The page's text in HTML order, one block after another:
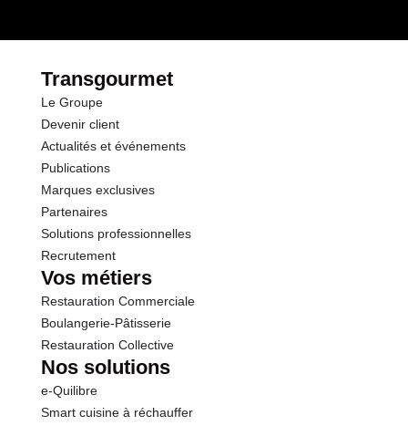
dont Sucres
Fibres
Protéines
Sel
Transgourmet
Le Groupe
Devenir client
Actualités et événements
Publications
Marques exclusives
Partenaires
Solutions professionnelles
Recrutement
Vos métiers
Restauration Commerciale
Boulangerie-Pâtisserie
Restauration Collective
Nos solutions
e-Quilibre
Smart cuisine à réchauffer